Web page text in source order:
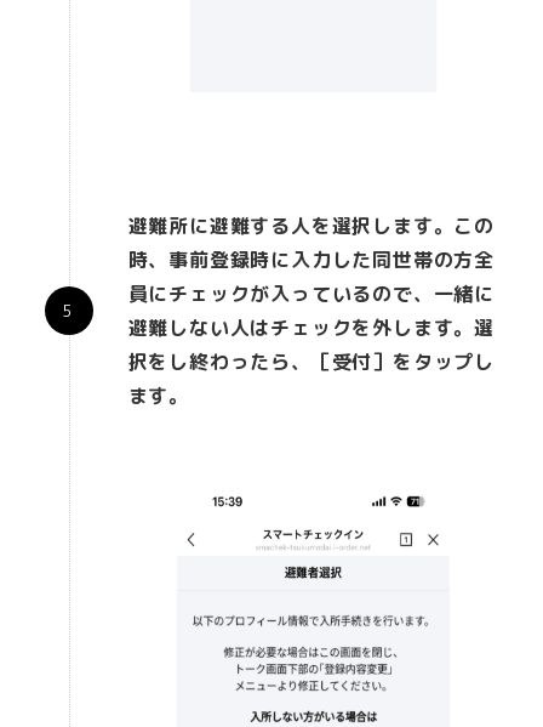
避難所に避難する人を選択します。この
時、事前登録時に入力した同世帯の方全
員にチェックが入っているので、一緒に
避難しない人はチェックを外します。選
択をし終わったら、［受付］をタップし
ます。